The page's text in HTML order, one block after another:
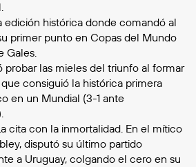
edición histórica donde comandó al
primer punto en Copas del Mundo
Gales.
probar las mieles del triunfo al formar
consiguió la histórica primera
en un Mundial (3-1 ante
cita con la inmortalidad. En el mítico
disputó su último partido
a Uruguay, colgando el cero en su